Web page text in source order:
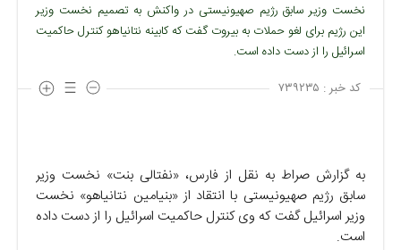
نخست وزیر سابق رژیم صهیونیستی در واکنش به تصمیم نخست وزیر
این رژیم برای لغو حملات به بیروت گفت که کابینه نتانیاهو کنترل حاکمیت
اسرائیل را از دست داده است.
کد خبر : ۷۳۹۲۳۵
به گزارش صراط به نقل از فارس، «نفتالی بنت» نخست وزیر
سابق رژیم صهیونیستی با انتقاد از «بنیامین نتانیاهو» نخست
وزیر اسرائیل گفت که وی کنترل حاکمیت اسرائیل را از دست داده
است.